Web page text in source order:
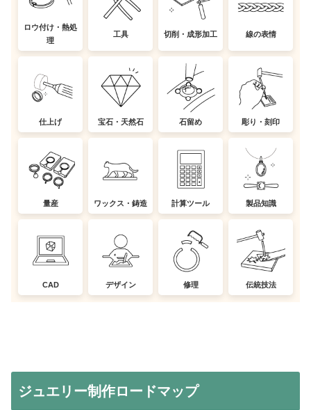
ロウ付け・熱処
理
工具 切削・成形加工 線の表情
仕上げ 宝石・天然石 石留め 彫り・刻印
量産 ワックス・鋳造 計算ツール 製品知識
CAD デザイン 修理 伝統技法
ジュエリー制作ロードマップ